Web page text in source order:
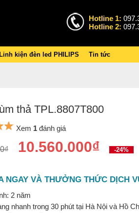
Hotline 1:
Hotline 2:
Linh kiện đèn led PHILIPS Tin tức
thả TPL.8807T800
Xem 1 đánh giá
10.560.000₫ -24%
NGAY VÀ THƯỞNG THỨC DỊCH
2 năm
nhanh trong 30 phút tại Hà Nội và Hồ